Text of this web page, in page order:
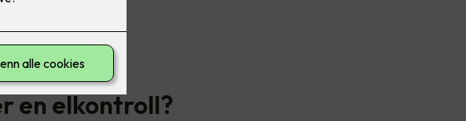
en elkontroll?